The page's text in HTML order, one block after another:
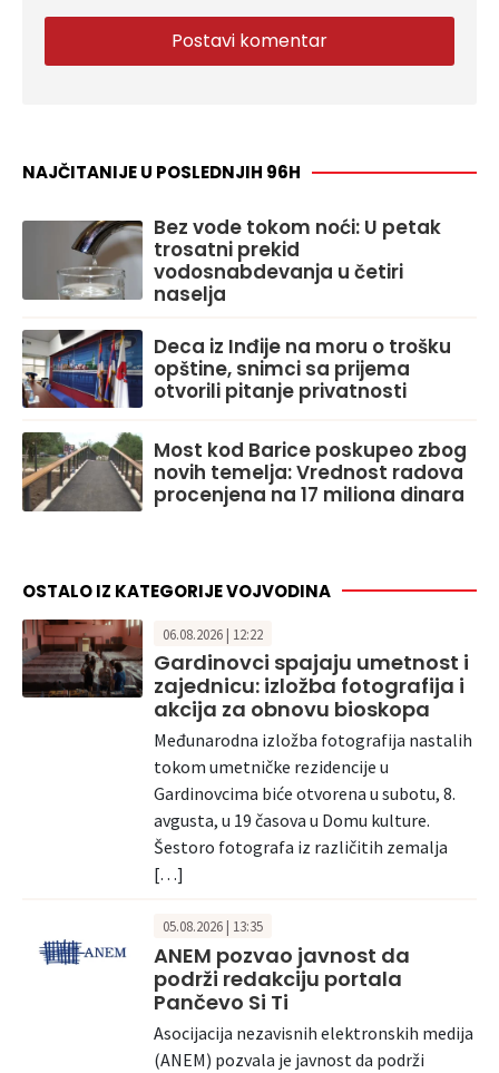
NAJČITANIJE U POSLEDNJIH 96H
Bez vode tokom noći: U petak
trosatni prekid
vodosnabdevanja u četiri
naselja
Deca iz Inđije na moru o trošku
opštine, snimci sa prijema
otvorili pitanje privatnosti
Most kod Barice poskupeo zbog
novih temelja: Vrednost radova
procenjena na 17 miliona dinara
OSTALO IZ KATEGORIJE VOJVODINA
06.08.2026 | 12:22
Gardinovci spajaju umetnost i
zajednicu: izložba fotografija i
akcija za obnovu bioskopa
Međunarodna izložba fotografija nastalih
tokom umetničke rezidencije u
Gardinovcima biće otvorena u subotu, 8.
avgusta, u 19 časova u Domu kulture.
Šestoro fotografa iz različitih zemalja
[…]
05.08.2026 | 13:35
ANEM pozvao javnost da
podrži redakciju portala
Pančevo Si Ti
Asocijacija nezavisnih elektronskih medija
(ANEM) pozvala je javnost da podrži